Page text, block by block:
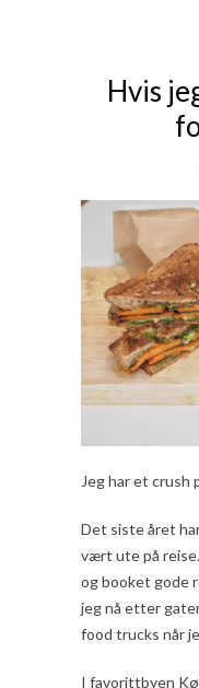
Hvis
Jeg har et crush
Det siste året
vært ute på
og booket gode
jeg nå etter
food trucks når
I favorittbyen